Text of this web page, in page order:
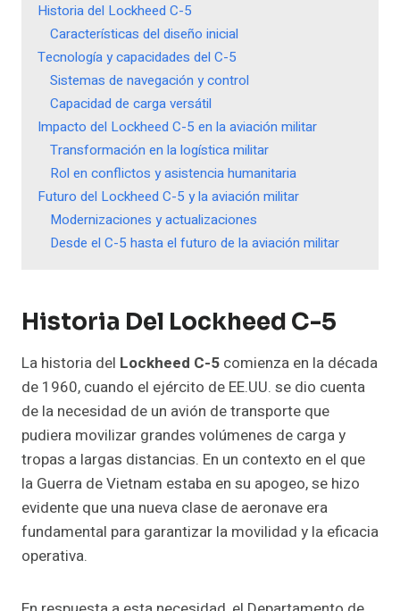
Historia del Lockheed C-5
Características del diseño inicial
Tecnología y capacidades del C-5
Sistemas de navegación y control
Capacidad de carga versátil
Impacto del Lockheed C-5 en la aviación militar
Transformación en la logística militar
Rol en conflictos y asistencia humanitaria
Futuro del Lockheed C-5 y la aviación militar
Modernizaciones y actualizaciones
Desde el C-5 hasta el futuro de la aviación militar
Historia Del Lockheed C-5
La historia del Lockheed C-5 comienza en la década
de 1960, cuando el ejército de EE.UU. se dio cuenta
de la necesidad de un avión de transporte que
pudiera movilizar grandes volúmenes de carga y
tropas a largas distancias. En un contexto en el que
la Guerra de Vietnam estaba en su apogeo, se hizo
evidente que una nueva clase de aeronave era
fundamental para garantizar la movilidad y la eficacia
operativa.